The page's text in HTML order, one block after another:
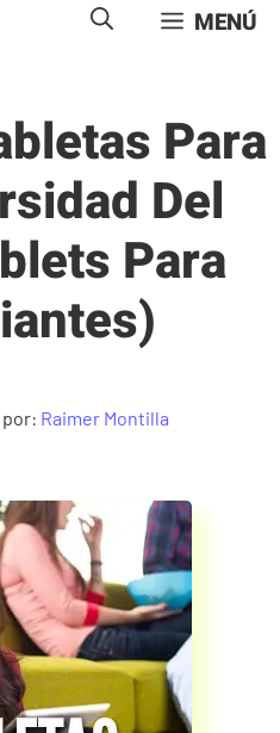
MENÚ
Para
Del
Para
Raimer Montilla